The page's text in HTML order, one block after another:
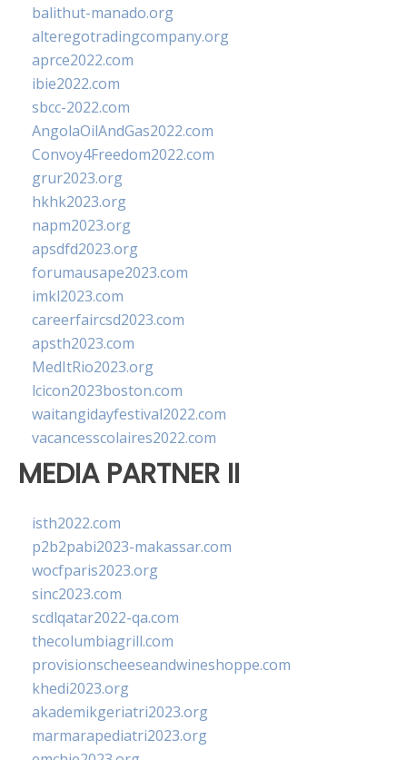
balithut-manado.org
alteregotradingcompany.org
aprce2022.com
ibie2022.com
sbcc-2022.com
AngolaOilAndGas2022.com
Convoy4Freedom2022.com
grur2023.org
hkhk2023.org
napm2023.org
apsdfd2023.org
forumausape2023.com
imkl2023.com
careerfaircsd2023.com
apsth2023.com
MedItRio2023.org
lcicon2023boston.com
waitangidayfestival2022.com
vacancesscolaires2022.com
MEDIA PARTNER II
isth2022.com
p2b2pabi2023-makassar.com
wocfparis2023.org
sinc2023.com
scdlqatar2022-qa.com
thecolumbiagrill.com
provisionscheeseandwineshoppe.com
khedi2023.org
akademikgeriatri2023.org
marmarapediatri2023.org